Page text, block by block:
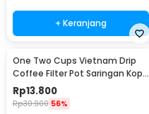
+ Keranjang
One Two Cups Vietnam Drip
Coffee Filter Pot Saringan Kopi
180ml 8Q - LC1
Rp13.800
Rp30.900 56%